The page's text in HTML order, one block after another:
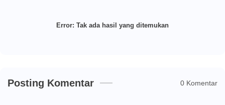
Error: Tak ada hasil yang ditemukan
Posting Komentar 0 Komentar